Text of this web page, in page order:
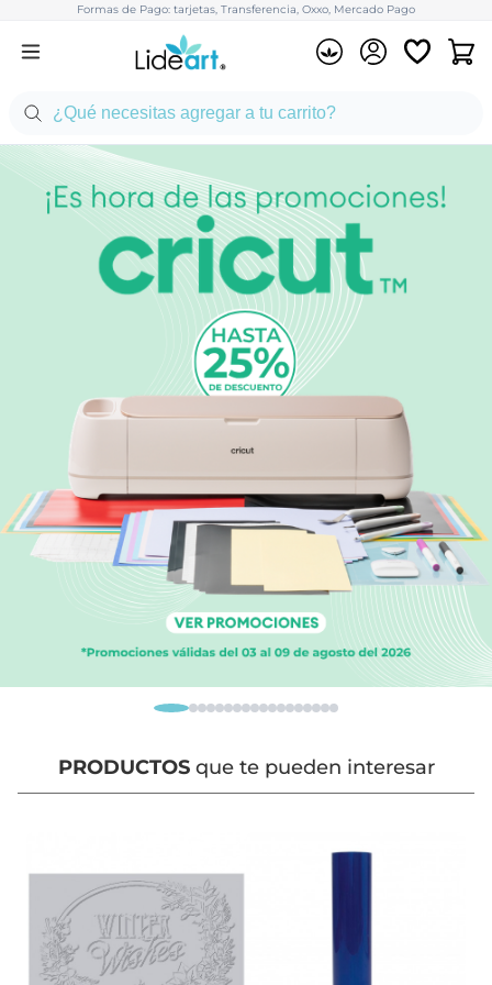
Formas de Pago: tarjetas, Transferencia, Oxxo, Mercado Pago
PRODUCTOSque te pueden interesar